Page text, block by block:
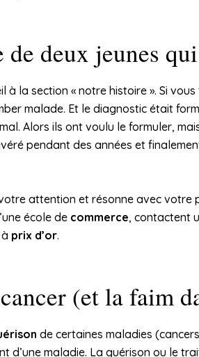
deux jeunes
la section « notre histoire ». Si
malade. Et le diagnostic était
Alors ils ont voulu le formuler,
pendant des années et
attention et résonne avec votre
école de commerce, contactent
prix d’or.
(et la faim
de certaines maladies
maladie. La guérison ou le